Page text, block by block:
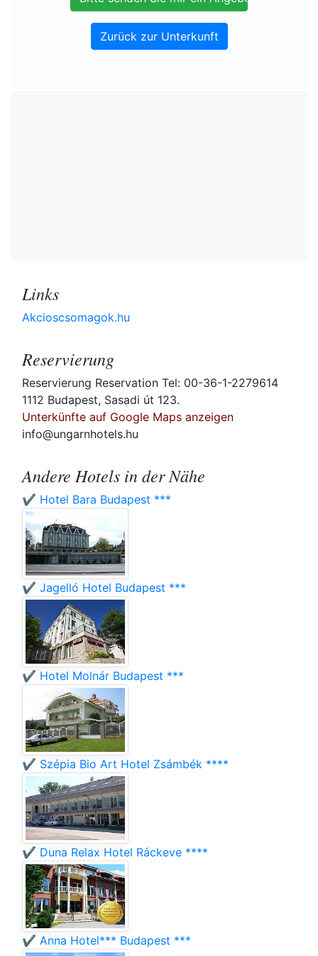
Zurück zur Unterkunft
Links
Akcioscsomagok.hu
Reservierung
Reservierung Reservation Tel: 00-36-1-2279614
1112 Budapest, Sasadi út 123.
Unterkünfte auf Google Maps anzeigen
info@ungarnhotels.hu
Andere Hotels in der Nähe
✔️ Hotel Bara Budapest ***
✔️ Jagelló Hotel Budapest ***
✔️ Hotel Molnár Budapest ***
✔️ Szépia Bio Art Hotel Zsámbék ****
✔️ Duna Relax Hotel Ráckeve ****
✔️ Anna Hotel*** Budapest ***